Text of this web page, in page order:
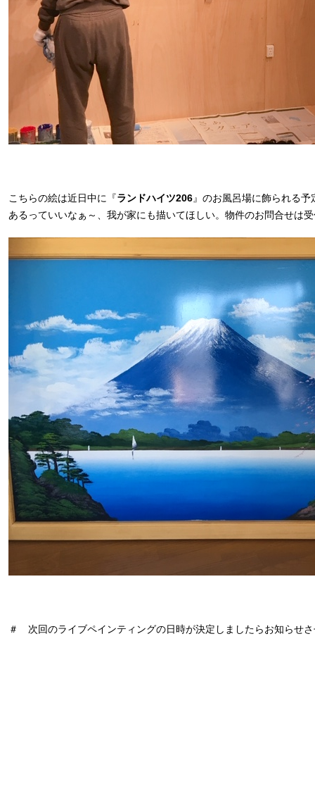
こちらの絵は近日中に『ランドハイツ206』のお風呂場に飾られる
あるっていいなぁ～、我が家にも描いてほしい。物件のお問合せは
＃ 次回のライブペインティングの日時が決定しましたらお知らせ